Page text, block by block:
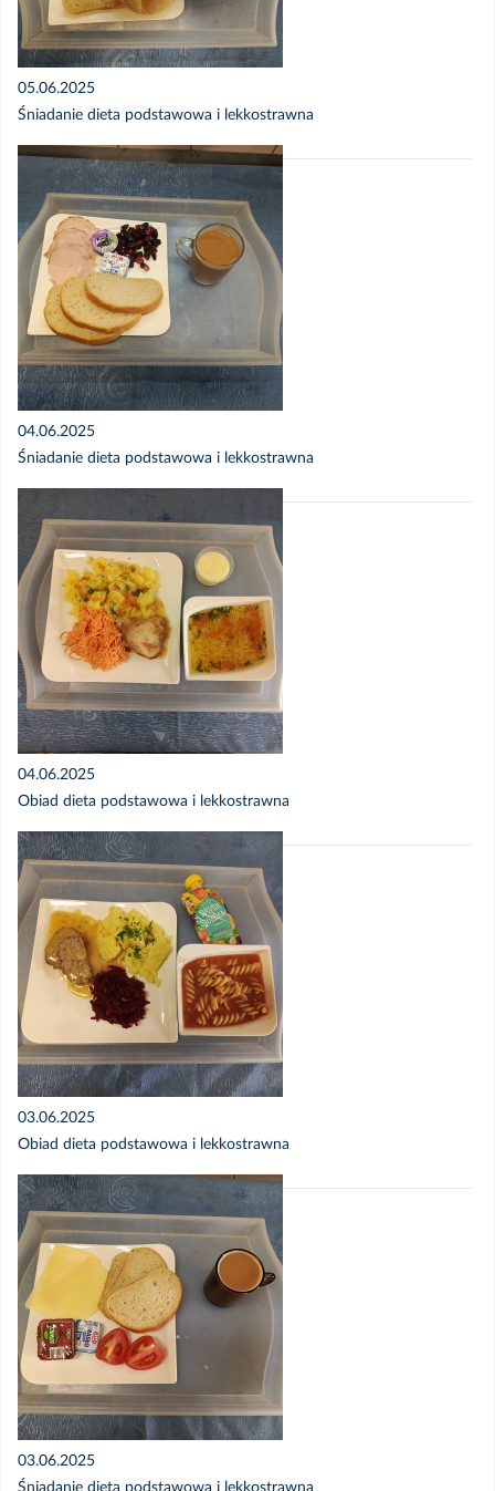
05.06.2025
Śniadanie dieta podstawowa i lekkostrawna
04.06.2025
Śniadanie dieta podstawowa i lekkostrawna
04.06.2025
Obiad dieta podstawowa i lekkostrawna
03.06.2025
Obiad dieta podstawowa i lekkostrawna
03.06.2025
Śniadanie dieta podstawowa i lekkostrawna